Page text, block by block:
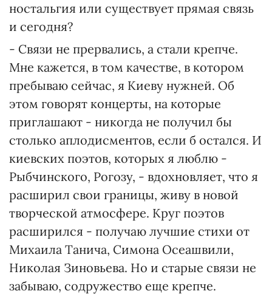
ностальгия или существует прямая связь
и сегодня?
- Связи не прервались, а стали крепче.
Мне кажется, в том качестве, в котором
пребываю сейчас, я Киеву нужней. Об
этом говорят концерты, на которые
приглашают - никогда не получил бы
столько аплодисментов, если б остался. И
киевских поэтов, которых я люблю -
Рыбчинского, Рогозу, - вдохновляет, что я
расширил свои границы, живу в новой
творческой атмосфере. Круг поэтов
расширился - получаю лучшие стихи от
Михаила Танича, Симона Осеашвили,
Николая Зиновьева. Но и старые связи не
забываю, содружество еще крепче.